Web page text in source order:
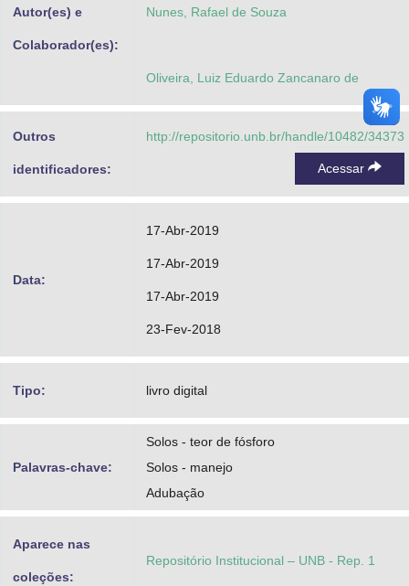
Autor(es) e
Colaborador(es):
Nunes, Rafael de Souza
Oliveira, Luiz Eduardo Zancanaro de
Outros
identificadores:
http://repositorio.unb.br/handle/10482/34373
Acessar
Data:
17-Abr-2019
17-Abr-2019
17-Abr-2019
23-Fev-2018
Tipo: livro digital
Palavras-chave:
Solos - teor de fósforo
Solos - manejo
Adubação
Aparece nas
coleções:
Repositório Institucional – UNB - Rep. 1